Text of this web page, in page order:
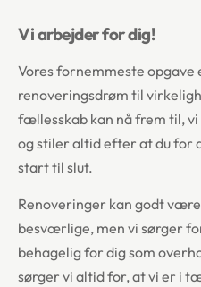
Vi arbejder for dig!
Vores fornemmeste opgave
renoveringsdrøm til
fællesskab kan nå frem til,
og stiler altid efter at du for
start til slut.
Renoveringer kan godt
besværlige, men vi sørger
behagelig for dig som
sørger vi altid for, at vi er i